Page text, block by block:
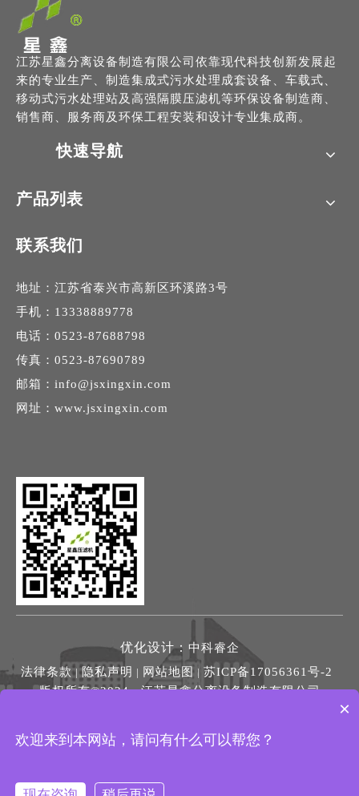
江苏星鑫分离设备制造有限公司依靠现代科技创新发展起
来的专业生产、制造集成式污水处理成套设备、车载式、
移动式污水处理站及高强隔膜压滤机等环保设备制造商、
销售商、服务商及环保工程安装和设计专业集成商。
快速导航
产品列表
联系我们
地址：江苏省泰兴市高新区环溪路3号
手机：13338889778
电话：0523-87688798
传真：0523-87690789
邮箱： info@jsxingxin.com
网址： www.jsxingxin.com
优化设计： 中科睿企
法律条款|隐私声明 | 网站地图| 苏ICP备17056361号-2
版权所有©2024 江苏星鑫分离设备制造有限公司
×
欢迎来到本网站，请问有什么可以帮您？